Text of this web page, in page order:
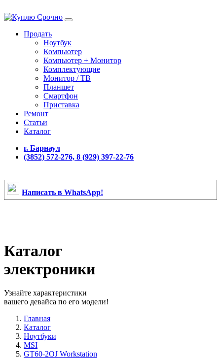
Продать
Ноутбук
Компьютер
Компьютер + Монитор
Комплектующие
Монитор / ТВ
Планшет
Смартфон
Приставка
Ремонт
Статьи
Каталог
г. Барнаул
(3852) 572-276, 8 (929) 397-22-76
Написать в WhatsApp!
Каталог
электроники
Узнайте характеристики
вашего девайса по его модели!
Главная
Каталог
Ноутбуки
MSI
GT60-2OJ Workstation